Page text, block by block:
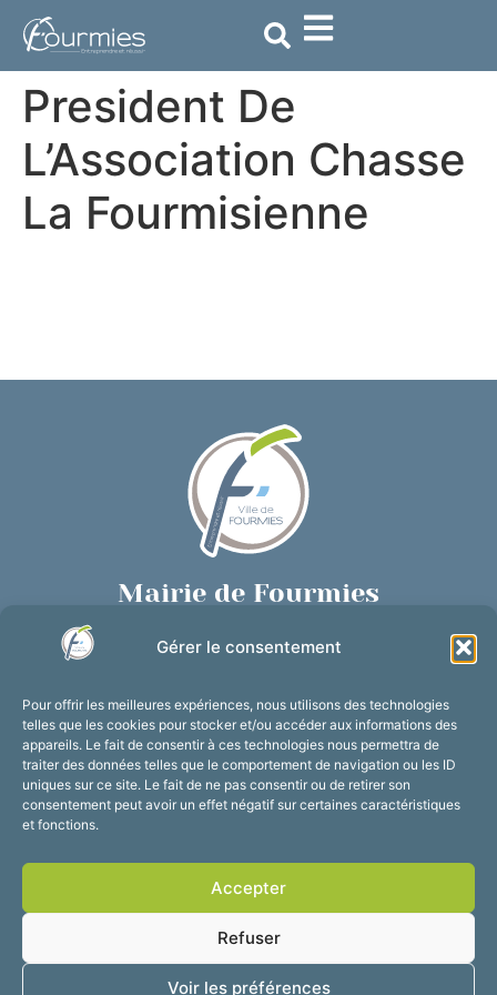
Gérer le consentement
Pour offrir les meilleures expériences, nous utilisons des technologies
telles que les cookies pour stocker et/ou accéder aux informations des
appareils. Le fait de consentir à ces technologies nous permettra de
traiter des données telles que le comportement de navigation ou les ID
uniques sur ce site. Le fait de ne pas consentir ou de retirer son
consentement peut avoir un effet négatif sur certaines caractéristiques
et fonctions.
Accepter
Refuser
Voir les préférences
principal
President De
L’Association Chasse
La Fourmisienne
Mairie de Fourmies
03 27 59 69 79
Horaires d’ouverture
Du lundi au vendredi :
de 8h30 à 12h et de 13h30 à 17h30
Suivez-nous !
Accessibilité
Mentions légales
2025 © Propulsé par